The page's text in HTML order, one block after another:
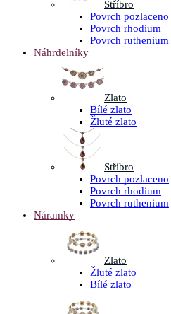
Stříbro
Povrch pozlaceno
Povrch rhodium
Povrch ruthenium
Náhrdelníky
Zlato
Bílé zlato
Žluté zlato
Stříbro
Povrch pozlaceno
Povrch rhodium
Povrch ruthenium
Náramky
Zlato
Žluté zlato
Bílé zlato